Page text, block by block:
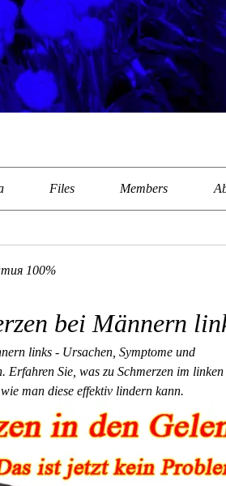
Files Members
100%
bei Männern
links - Ursachen, Symptome und
Erfahren Sie, was zu Schmerzen im
man diese effektiv lindern kann.